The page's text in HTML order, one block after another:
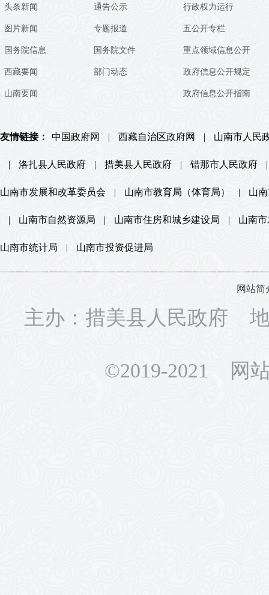
头条新闻
图片新闻
国务院信息
西藏要闻
山南要闻
通告公示
专题报道
国务院文件
部门动态
行政权力运行
五公开专栏
重点领域信息公开
政府信息公开规定
政府信息公开指南
友情链接： 中国政府网 | 西藏自治区政府网 | 山南市人民
| 洛扎县人民政府 | 措美县人民政府 | 错那市人民政府 |
山南市发展和改革委员会 | 山南市教育局（体育局） | 山
| 山南市自然资源局 | 山南市住房和城乡建设局 | 山南
山南市统计局 | 山南市投资促进局
网站简
主办：措美县人民政府
©2019-2021 网